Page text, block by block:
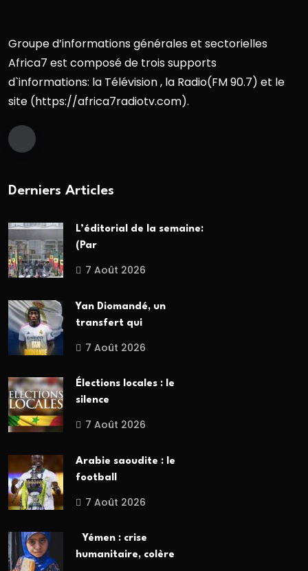
Groupe d’informations générales et sectorielles
Africa7 est composé de trois supports
d`informations: la Télévision , la Radio(FM 90.7) et le
site (https://africa7radiotv.com).
Derniers Articles
L’éditorial de la semaine:
(Par
7 Août 2026
Yan Diomandé, un
transfert qui
7 Août 2026
Élections locales : le
silence
7 Août 2026
Arabie saoudite : le
football
7 Août 2026
Yémen : crise
humanitaire, colère